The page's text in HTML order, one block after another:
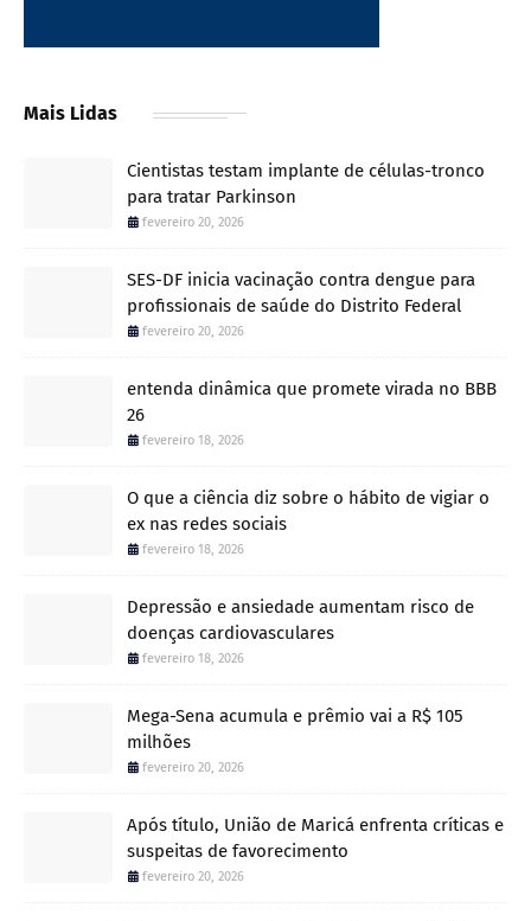
Mais Lidas
Cientistas testam implante de células-tronco
para tratar Parkinson
fevereiro 20, 2026
SES-DF inicia vacinação contra dengue para
profissionais de saúde do Distrito Federal
fevereiro 20, 2026
entenda dinâmica que promete virada no BBB
26
fevereiro 18, 2026
O que a ciência diz sobre o hábito de vigiar o
ex nas redes sociais
fevereiro 18, 2026
Depressão e ansiedade aumentam risco de
doenças cardiovasculares
fevereiro 18, 2026
Mega-Sena acumula e prêmio vai a R$ 105
milhões
fevereiro 20, 2026
Após título, União de Maricá enfrenta críticas e
suspeitas de favorecimento
fevereiro 20, 2026